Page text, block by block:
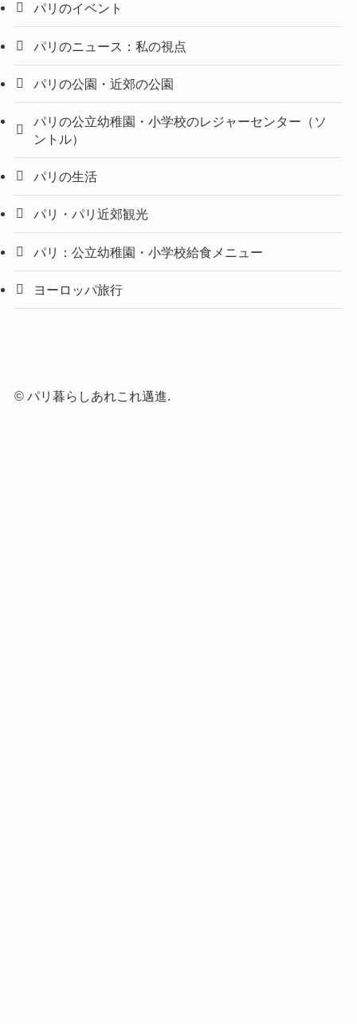
パリのイベント
パリのニュース：私の視点
パリの公園・近郊の公園
パリの公立幼稚園・小学校のレジャーセンター（ソ
ントル）
パリの生活
パリ・パリ近郊観光
パリ：公立幼稚園・小学校給食メニュー
ヨーロッパ旅行
©パリ暮らしあれこれ邁進.